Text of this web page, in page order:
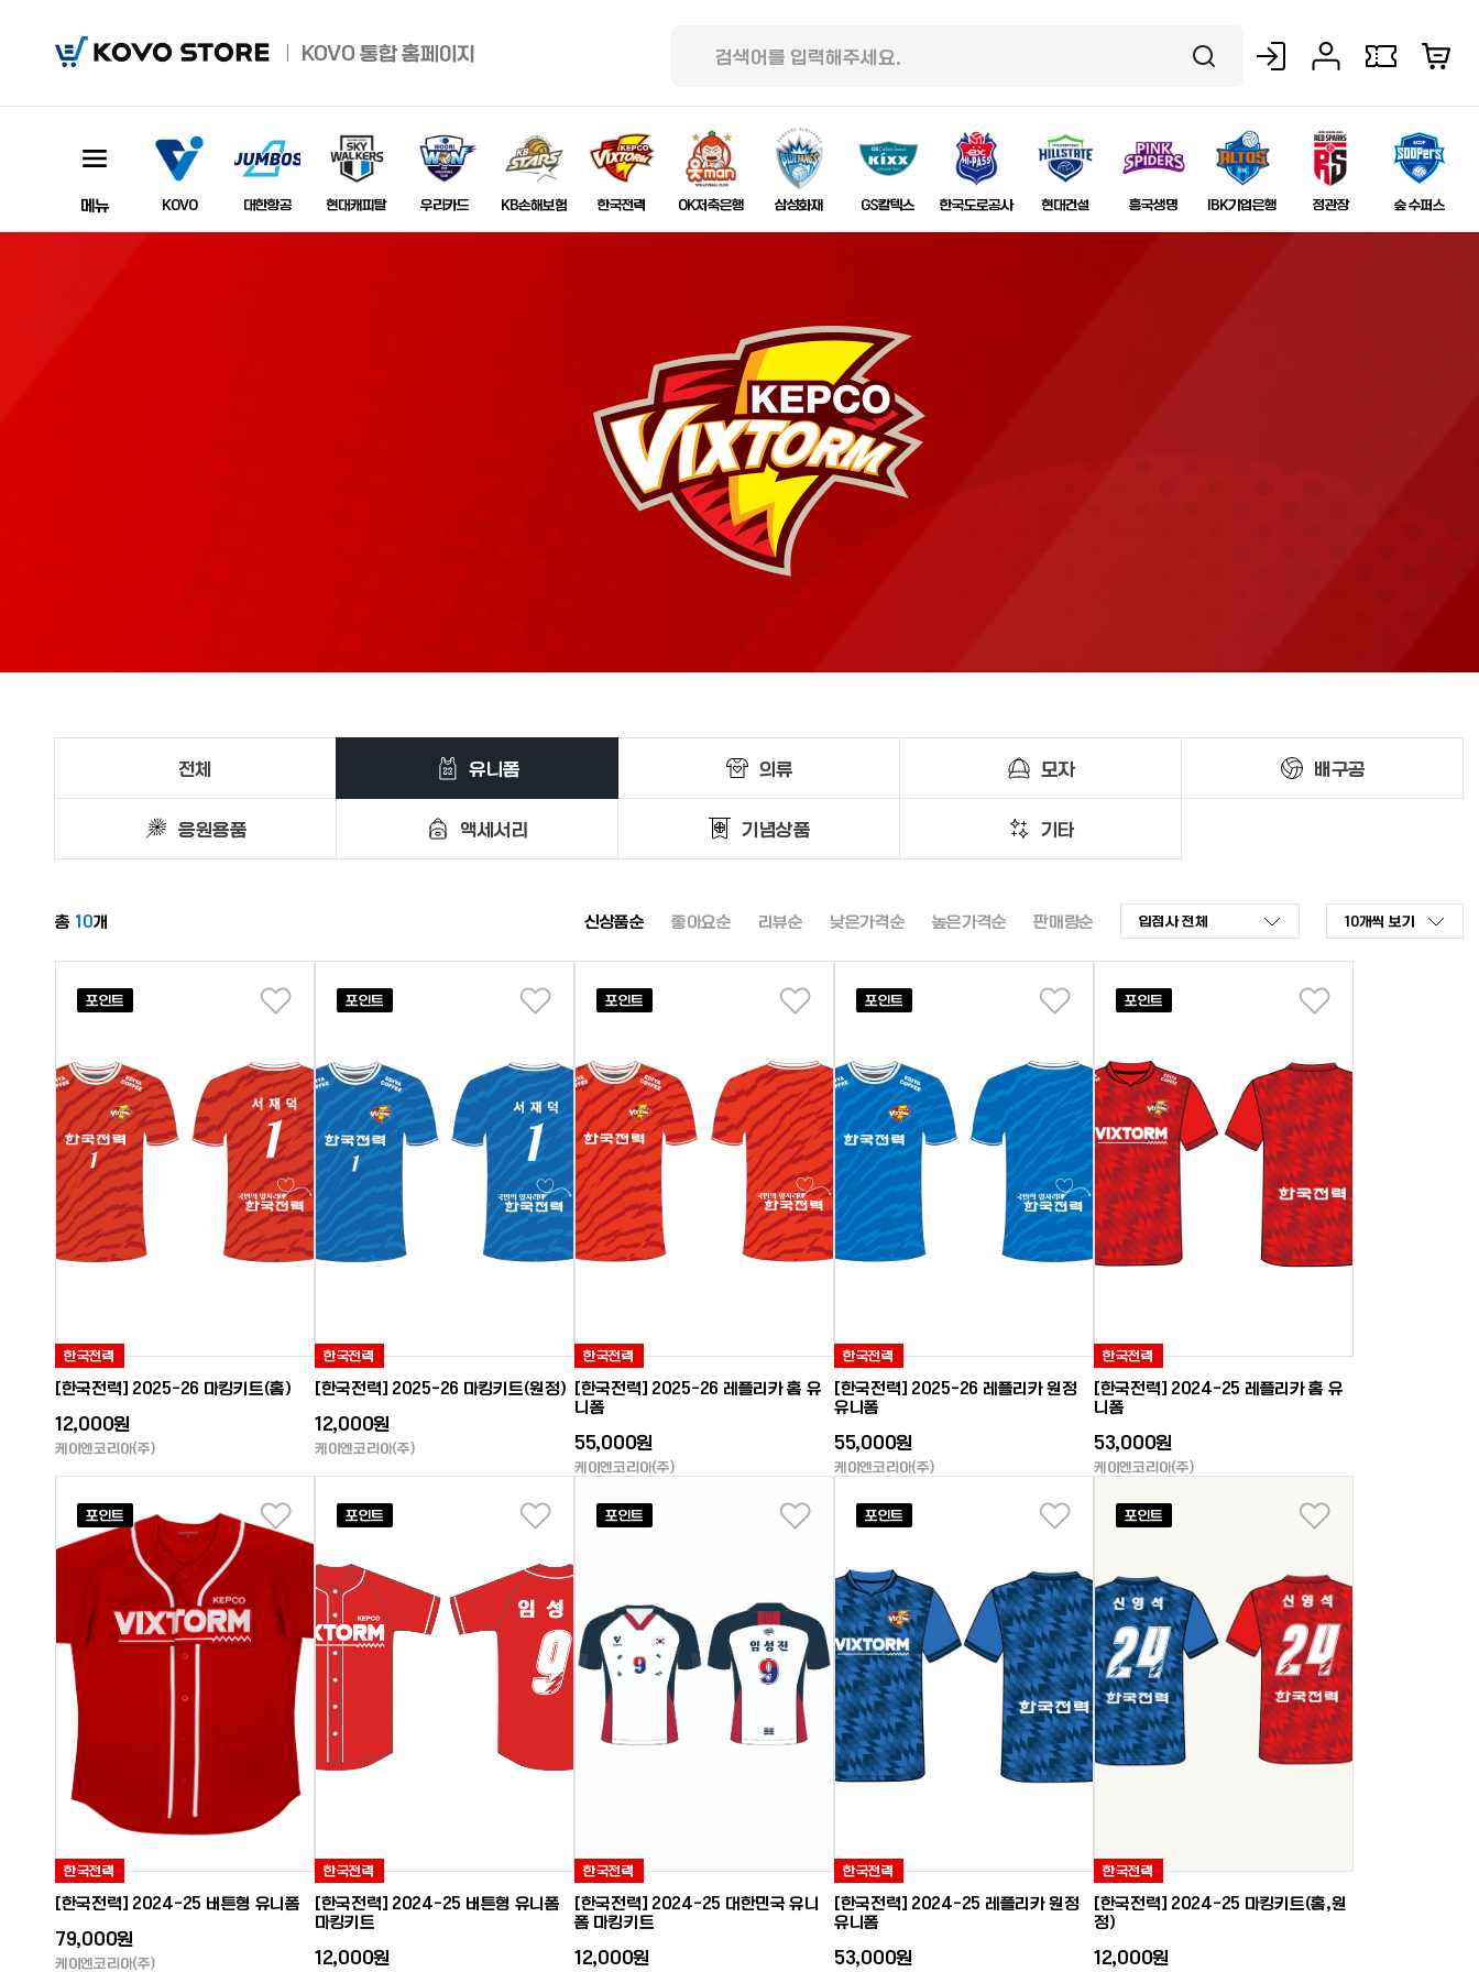
KOVO
KOVO통합 홈페이지
검색
로그인 마이페이지보유쿠폰장바구니
이미지
KOVO 대한항공 현대캐피탈 우리카드 KB손해보험 한국전력 OK저축은행 삼성화재 GS칼텍스 한국도로공사 현대건설 흥국생명 IBK기업은행 정관장 숲 수퍼스
전체 유니폼 의류 모자 배구공
응원용품 액세서리 기념상품 기타
총 10개 신상품순 좋아요순 리뷰순 낮은가격순 높은가격순 판매량순
포인트
한국전력
[한국전력] 2025-26 마킹키트(홈)
12,000원
케이엔코리아(주)
좋아요
포인트
한국전력
[한국전력] 2025-26 마킹키트(원정)
12,000원
케이엔코리아(주)
좋아요
포인트
한국전력
[한국전력] 2025-26 레플리카 홈 유
니폼
55,000원
케이엔코리아(주)
좋아요
포인트
한국전력
[한국전력] 2025-26 레플리카 원정
유니폼
55,000원
케이엔코리아(주)
좋아요
포인트
한국전력
[한국전력] 2024-25 레플리카 홈 유
니폼
53,000원
케이엔코리아(주)
좋아요
포인트
한국전력
[한국전력] 2024-25 버튼형 유니폼
79,000원
케이엔코리아(주)
좋아요
포인트
한국전력
[한국전력] 2024-25 버튼형 유니폼
마킹키트
12,000원
좋아요
포인트
한국전력
[한국전력] 2024-25 대한민국 유니
폼 마킹키트
12,000원
좋아요
포인트
한국전력
[한국전력] 2024-25 레플리카 원정
유니폼
53,000원
좋아요
포인트
한국전력
[한국전력] 2024-25 마킹키트(홈,원
정)
12,000원
좋아요